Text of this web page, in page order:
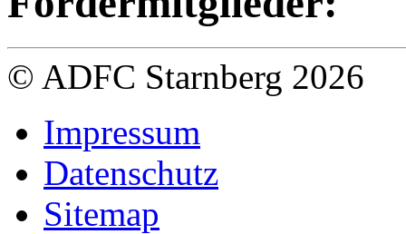
© ADFC Starnberg 2026
Impressum
Datenschutz
Sitemap